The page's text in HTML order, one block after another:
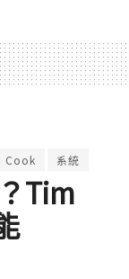
Cook 系統
Tim